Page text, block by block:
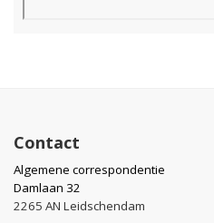
Contact
Algemene correspondentie
Damlaan 32
2265 AN Leidschendam